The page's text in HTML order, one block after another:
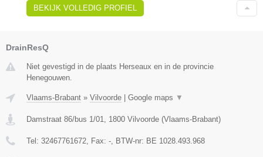
BEKIJK VOLLEDIG PROFIEL
DrainResQ
Niet gevestigd in de plaats Herseaux en in de provincie
Henegouwen.
Vlaams-Brabant » Vilvoorde | Google maps ▼
Damstraat 86/bus 1/01 1800 Vilvoorde (Vlaams-Brabant)
Tel: 32467761672 , Fax: - , BTW-nr: BE 1028.493.968